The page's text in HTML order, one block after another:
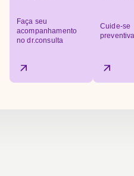
Faça seu
acompanhamento
no dr.consulta
Cuide-se